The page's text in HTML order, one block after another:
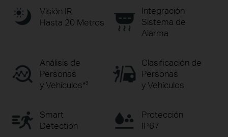
Visión IR
Hasta 20 Metros
Integración
Sistema de
Alarma
Análisis de
Personas
y Vehículos*3
Clasificación de
Personas
y Vehículos
Smart
Detection
Protección
IP67